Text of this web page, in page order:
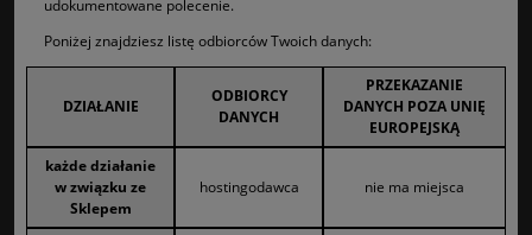
udokumentowane polecenie.
Poniżej znajdziesz listę odbiorców Twoich danych:
DZIAŁANIE
ODBIORCY
DANYCH
PRZEKAZANIE
DANYCH POZA UNIĘ
EUROPEJSKĄ
każde działanie
w związku ze
Sklepem
hostingodawca nie ma miejsca